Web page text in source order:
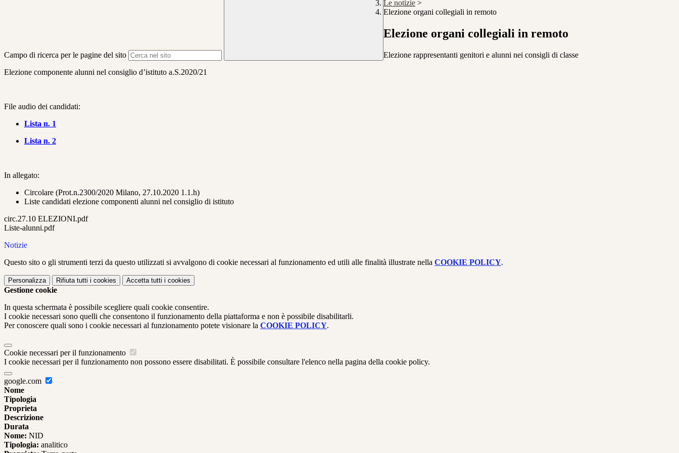
Campo di ricerca per le pagine del sito
Le notizie >
Elezione organi collegiali in remoto
Elezione organi collegiali in remoto
Elezione rappresentanti genitori e alunni nei consigli di classe
Elezione componente alunni nel consiglio d’istituto a.S.2020/21
File audio dei candidati:
Lista n. 1
Lista n. 2
In allegato:
Circolare (Prot.n.2300/2020 Milano, 27.10.2020 1.1.h)
Liste candidati elezione componenti alunni nel consiglio di istituto
circ.27.10 ELEZIONI.pdf
Liste-alunni.pdf
Notizie
Questo sito o gli strumenti terzi da questo utilizzati si avvalgono di cookie necessari al funzionamento ed utili alle finalità illustrate nella COOKIE POLICY.
Personalizza Rifiuta tutti i cookies Accetta tutti i cookies
Gestione cookie
In questa schermata è possibile scegliere quali cookie consentire.
I cookie necessari sono quelli che consentono il funzionamento della piattaforma e non è possibile disabilitarli.
Per conoscere quali sono i cookie necessari al funzionamento potete visionare la COOKIE POLICY.
Cookie necessari per il funzionamento
I cookie necessari per il funzionamento non possono essere disabilitati. È possibile consultare l'elenco nella pagina della cookie policy.
google.com
Nome
Tipologia
Proprieta
Descrizione
Durata
Nome: NID
Tipologia: analitico